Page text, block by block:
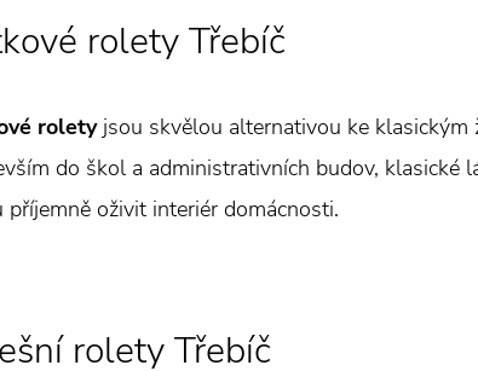
rolety Třebíč
roletyjsou skvělou alternativou ke klasickým
do škol a administrativních budov, klasické
příjemně oživit interiér domácnosti.
rolety Třebíč